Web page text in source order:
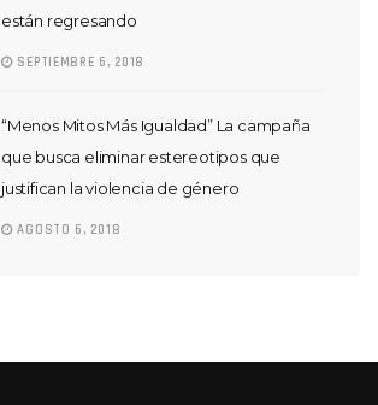
están regresando
SEPTIEMBRE 6, 2018
“Menos Mitos Más Igualdad” La campaña
que busca eliminar estereotipos que
justifican la violencia de género
AGOSTO 6, 2018